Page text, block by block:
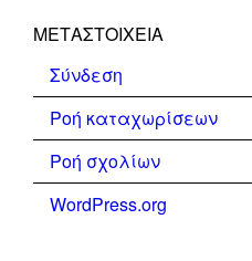
ΜΕΤΑΣΤΟΙΧΕΊΑ
Σύνδεση
Ροή καταχωρίσεων
Ροή σχολίων
WordPress.org